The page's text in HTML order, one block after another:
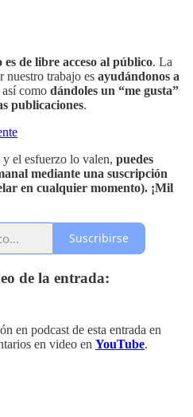
de libre acceso al público. La
nuestro trabajo es ayudándonos a
así como dándoles un “me gusta”
publicaciones.
el esfuerzo lo valen, puedes
mediante una suscripción
en cualquier momento). ¡Mil
Suscribirse
de la entrada:
en podcast de esta entrada en
en video en YouTube.